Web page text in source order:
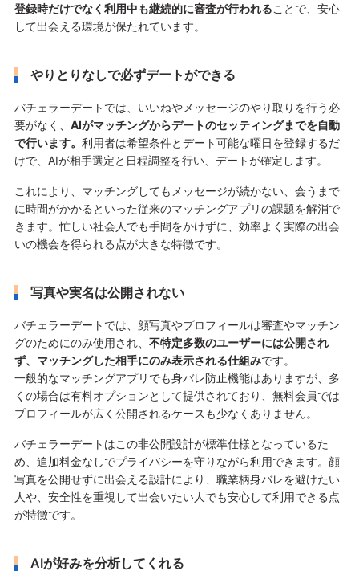
登録時だけでなく利用中も継続的に審査が行われることで、安心
して出会える環境が保たれています。
やりとりなしで必ずデートができる
バチェラーデートでは、いいねやメッセージのやり取りを行う必
要がなく、 AIがマッチングからデートのセッティングまでを自動
で行います。 利用者は希望条件とデート可能な曜日を登録するだ
けで、AIが相手選定と日程調整を行い、デートが確定します。
これにより、マッチングしてもメッセージが続かない、会うまで
に時間がかかるといった従来のマッチングアプリの課題を解消で
きます。忙しい社会人でも手間をかけずに、効率よく実際の出会
いの機会を得られる点が大きな特徴です。
写真や実名は公開されない
バチェラーデートでは、顔写真やプロフィールは審査やマッチン
グのためにのみ使用され、 不特定多数のユーザーには公開され
ず、マッチングした相手にのみ表示される仕組みです。
一般的なマッチングアプリでも身バレ防止機能はありますが、多
くの場合は有料オプションとして提供されており、無料会員では
プロフィールが広く公開されるケースも少なくありません。
バチェラーデートはこの非公開設計が標準仕様となっているた
め、追加料金なしでプライバシーを守りながら利用できます。顔
写真を公開せずに出会える設計により、職業柄身バレを避けたい
人や、安全性を重視して出会いたい人でも安心して利用できる点
が特徴です。
AIが好みを分析してくれる